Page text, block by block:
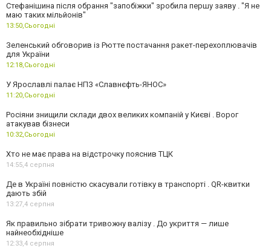
Стефанішина після обрання "запобіжки" зробила першу заяву . "Я не
маю таких мільйонів"
13:50, Сьогодні
Зеленський обговорив із Рютте постачання ракет-перехоплювачів
для України
12:18, Сьогодні
У Ярославлі палає НПЗ «Славнєфть-ЯНОС»
11:20, Сьогодні
Росіяни знищили склади двох великих компаній у Києві . Ворог
атакував бізнеси
10:32, Сьогодні
Хто не має права на відстрочку пояснив ТЦК
14:55, 4 серпня
Де в Україні повністю скасували готівку в транспорті . QR-квитки
дають збій
13:27, 4 серпня
Як правильно зібрати тривожну валізу . До укриття — лише
найнеобхідніше
12:33, 4 серпня